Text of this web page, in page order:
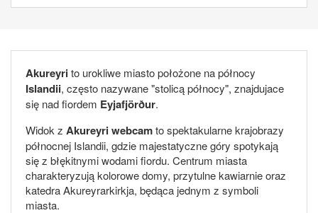
Akureyrito urokliwe miasto położone na północy
Islandii, często nazywane "stolicą północy", znajdujace
się nad fiordem Eyjafjörður.
Widok z Akureyri webcamto spektakularne krajobrazy
północnej Islandii, gdzie majestatyczne góry spotykają
się z błękitnymi wodami fiordu. Centrum miasta
charakteryzują kolorowe domy, przytulne kawiarnie oraz
katedra Akureyrarkirkja, będąca jednym z symboli
miasta.